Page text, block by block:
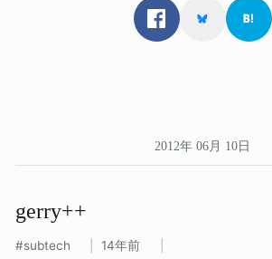
2012年 06月 10日
gerry++
subtech 14年前